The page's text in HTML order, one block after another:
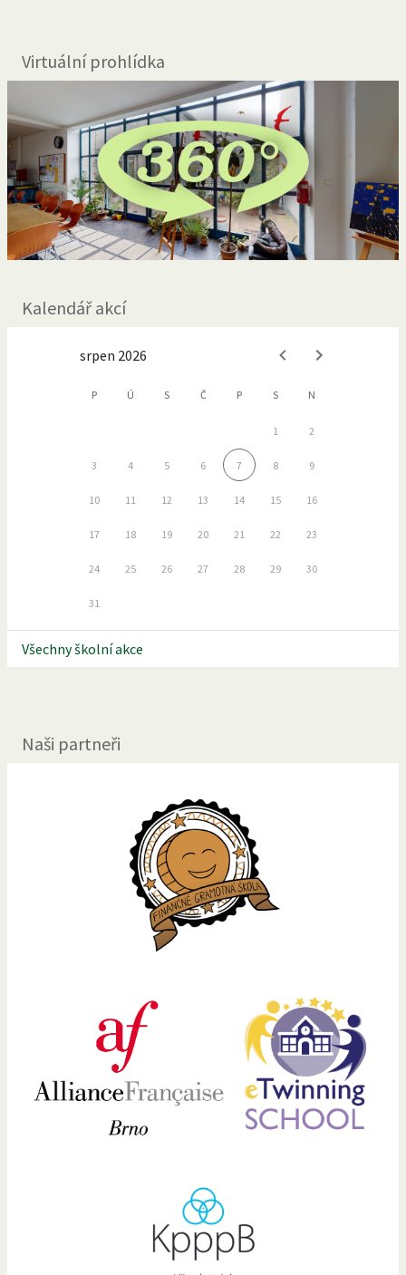
Virtuální prohlídka
Kalendář akcí
srpen 2026
P Ú S Č P S N
1 2
3 4 5 6 7 8 9
10 11 12 13 14 15 16
17 18 19 20 21 22 23
24 25 26 27 28 29 30
31
Všechny školní akce
Naši partneři